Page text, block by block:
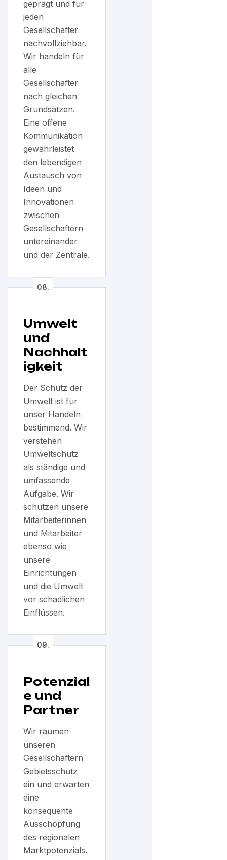
geprägt und für
jeden
Gesellschafter
nachvollziehbar.
Wir handeln für
alle
Gesellschafter
nach gleichen
Grundsätzen.
Eine offene
Kommunikation
gewährleistet
den lebendigen
Austausch von
Ideen und
Innovationen
zwischen
Gesellschaftern
untereinander
und der Zentrale.
Umwelt
und
Nachhalt
igkeit
Der Schutz der
Umwelt ist für
unser Handeln
bestimmend. Wir
verstehen
Umweltschutz
als ständige und
umfassende
Aufgabe. Wir
schützen unsere
Mitarbeiterinnen
und Mitarbeiter
ebenso wie
unsere
Einrichtungen
und die Umwelt
vor schädlichen
Einflüssen.
Potenzial
e und
Partner
Wir räumen
unseren
Gesellschaftern
Gebietsschutz
ein und erwarten
eine
konsequente
Ausschöpfung
des regionalen
Marktpotenzials.